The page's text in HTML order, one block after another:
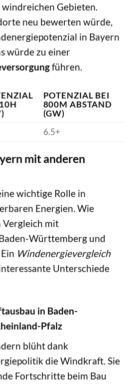
windreichen Gebieten.
neu bewerten würde,
in Bayern
würde zu einer
führen.
POTENZIAL BEI
800M ABSTAND
(GW)
6.5+
mit anderen
wichtige Rolle in
Energien. Wie
Vergleich mit
Württemberg und
Windenergievergleich
Unterschiede
in Baden-
Pfalz
blüht dank
die Windkraft. Sie
Fortschritte beim Bau